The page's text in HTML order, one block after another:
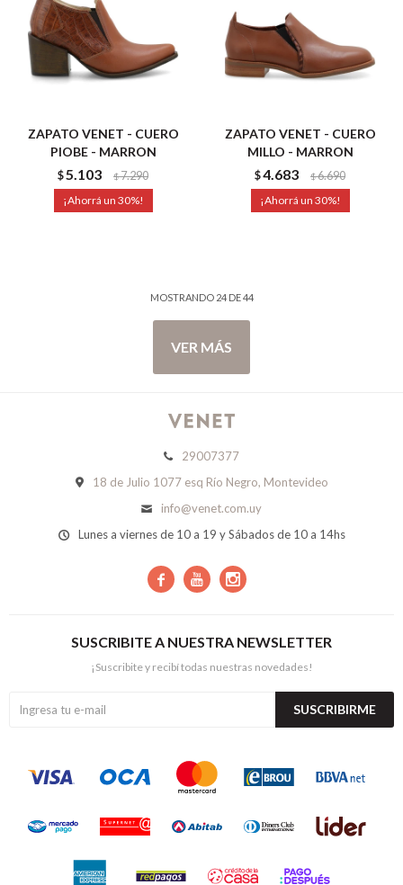
ZAPATO VENET - CUERO
PIOBE - MARRON
$5.103 $7.290
30
ZAPATO VENET - CUERO
MILLO - MARRON
$4.683 $6.690
30
MOSTRANDO 24DE44
VER MÁS
29007377
18 de Julio 1077 esq Río Negro, Montevideo
info@venet.com.uy
Lunes a viernes de 10 a 19 y Sábados de 10 a 14hs
  
SUSCRIBITE A NUESTRA NEWSLETTER
¡Suscribite y recibí todas nuestras novedades!
SUSCRIBIRME